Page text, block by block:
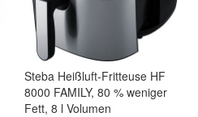
Steba Heißluft-Fritteuse HF
8000 FAMILY, 80 % weniger
Fett, 8 l Volumen